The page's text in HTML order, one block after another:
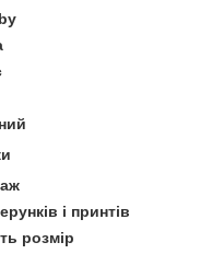
і принтів
розмір